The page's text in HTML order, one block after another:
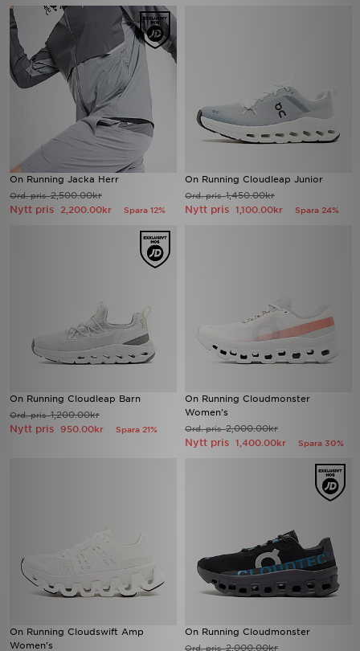
On Running Jacka Herr
Ord. pris2,500.00kr
Nytt pris 2,200.00kr Spara 12%
On Running Cloudleap Junior
Ord. pris1,450.00kr
Nytt pris 1,100.00kr Spara 24%
On Running Cloudleap Barn
Ord. pris1,200.00kr
Nytt pris 950.00kr Spara 21%
On Running Cloudmonster
Women's
Ord. pris2,000.00kr
Nytt pris 1,400.00kr Spara 30%
On Running Cloudswift Amp
Women's
On Running Cloudmonster
Ord. pris2,000.00kr